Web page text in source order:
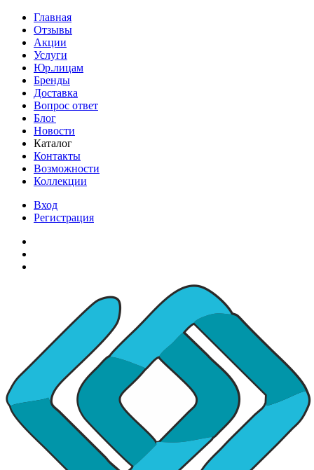
Главная
Отзывы
Акции
Услуги
Юр.лицам
Бренды
Доставка
Вопрос ответ
Блог
Новости
Каталог
Контакты
Возможности
Коллекции
Вход
Регистрация